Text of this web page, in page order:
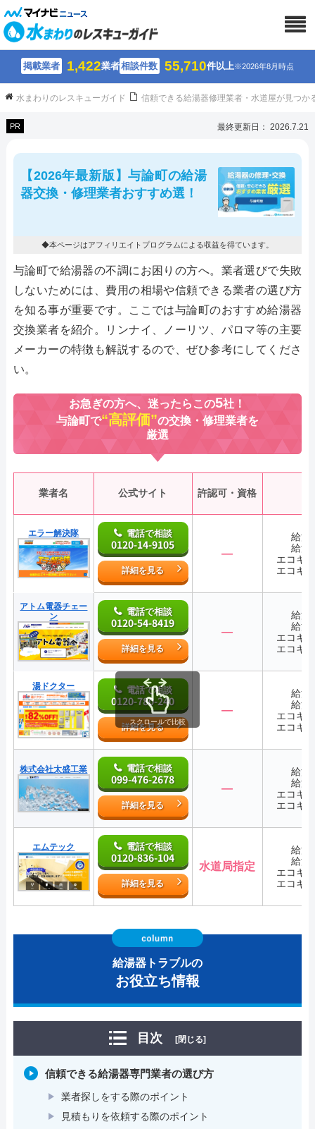
掲載業者 1,422業者相談件数 55,710件以上※2026年8月時点
水まわりのレスキューガイド 信頼できる給湯器修理業者・水道屋が見つか
PR 最終更新日： 2026.7.21
【2026年最新版】与論町の給湯
器交換・修理業者おすすめ選！
◆本ページはアフィリエイトプログラムによる収益を得ています。
与論町で給湯器の不調にお困りの方へ。業者選びで失敗
しないためには、費用の相場や信頼できる業者の選び方
を知る事が重要です。ここでは与論町のおすすめ給湯器
交換業者を紹介。リンナイ、ノーリツ、パロマ等の主要
メーカーの特徴も解説するので、ぜひ参考にしてくださ
い。
お急ぎの方へ、迷ったらこの5社！
与論町で“高評価”の交換・修理業者を
厳選
業者名 公式サイト 許認可・資格
エラー解決隊 電話で相談
0120-14-9105
詳細を見る
―
給湯
給湯
エコキ
エコキ
アトム電器チェー
ン
電話で相談
0120-54-8419
詳細を見る
―
給湯
給湯
エコキ
エコキ
湯ドクター 電話で相談
0120-780-240
詳細を見る
―
給湯
給湯
エコキ
エコキ
株式会社太盛工業 電話で相談
099-476-2678
詳細を見る
―
給湯
給湯
エコキ
エコキ
エムテック 電話で相談
0120-836-104
詳細を見る
水道局指定
給湯
給湯
エコキ
エコキ
スクロールで比較
給湯器トラブルの
お役立ち情報
目次 [閉じる]
信頼できる給湯器専門業者の選び方
業者探しをする際のポイント
見積もりを依頼する際のポイント